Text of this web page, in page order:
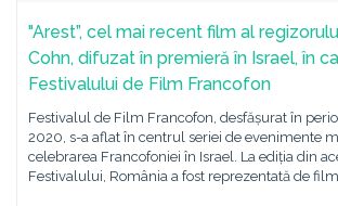
"Arest”, cel mai recent film al
Cohn, difuzat în premieră în Israel, în
Festivalului de Film Francofon
Festivalul de Film Francofon, desfășurat în
2020, s-a aflat în centrul seriei de evenimente
celebrarea Francofoniei în Israel. La ediția din
Festivalului, România a fost reprezentată de